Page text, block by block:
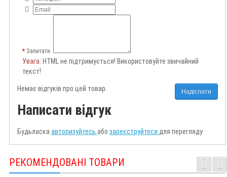
Запитати:
Увага: HTML не підтримується! Використовуйте звичайний
текст!
Надіслати
Немає відгуків про цей товар.
Написати відгук
Будьласка авторизуйтесь або зареєструйтеся для перегляду
РЕКОМЕНДОВАНІ ТОВАРИ